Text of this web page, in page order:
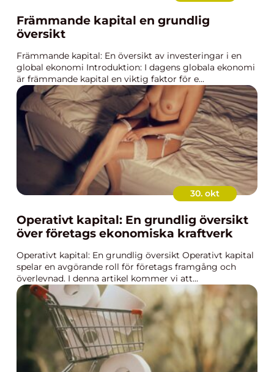
Främmande kapital en grundlig
översikt
Främmande kapital: En översikt av investeringar i en
global ekonomi Introduktion: I dagens globala ekonomi
är främmande kapital en viktig faktor för e...
30. okt
Operativt kapital: En grundlig översikt
över företags ekonomiska kraftverk
Operativt kapital: En grundlig översikt Operativt kapital
spelar en avgörande roll för företags framgång och
överlevnad. I denna artikel kommer vi att...